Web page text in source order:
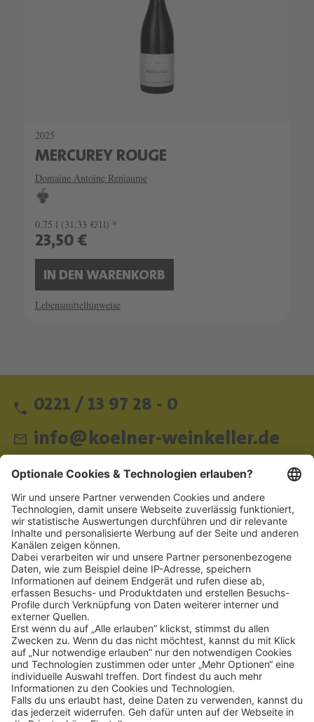
2025
MERCUREY ROUGE
Domaine Antoine Reniaume
0.75 l (31,33 €/1l) *
23,50 €
IN DEN WARENKORB
Lebensmittelhinweise
0221 / 13 97 28 - 0
info@koelner-weinkeller.de
Schnellzugriff
ZAHLUNGSMETHODEN
SOCIAL
NEWSLETTER
BESUCHEN SIE UNS
Alle Preise inkl. gesetzl. Mehrwertsteuer zzgl. Versandkosten und ggf.
Nachnahmegebühren, wenn nicht anders angegeben.